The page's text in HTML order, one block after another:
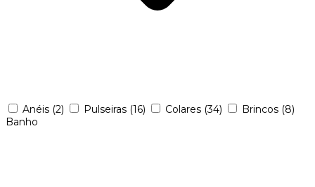
Anéis (2) Pulseiras (16) Colares (34) Brincos (8)
Banho